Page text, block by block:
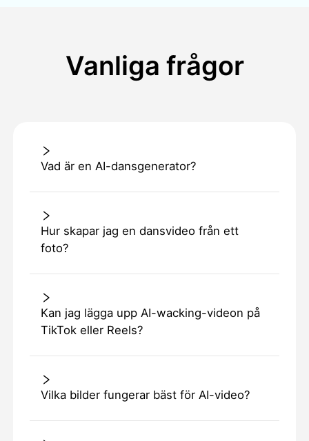
Vanliga frågor
Vad är en AI-dansgenerator?
Hur skapar jag en dansvideo från ett
foto?
Kan jag lägga upp AI-wacking-videon på
TikTok eller Reels?
Vilka bilder fungerar bäst för AI-video?